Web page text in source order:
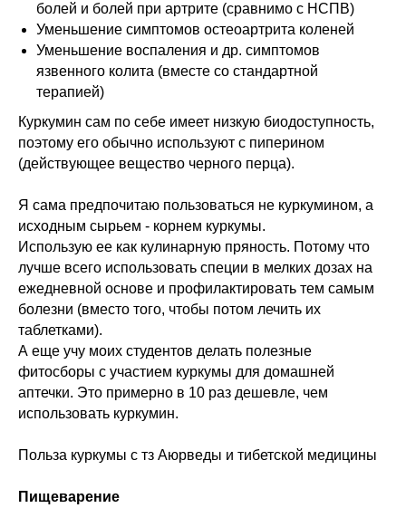
болей и болей при артрите (сравнимо с НСПВ)
Уменьшение симптомов остеоартрита коленей
Уменьшение воспаления и др. симптомов
язвенного колита (вместе со стандартной
терапией)
Куркумин сам по себе имеет низкую биодоступность,
поэтому его обычно используют с пиперином
(действующее вещество черного перца).
Я сама предпочитаю пользоваться не куркумином, а
исходным сырьем - корнем куркумы.
Использую ее как кулинарную пряность. Потому что
лучше всего использовать специи в мелких дозах на
ежедневной основе и профилактировать тем самым
болезни (вместо того, чтобы потом лечить их
таблетками).
А еще учу моих студентов делать полезные
фитосборы с участием куркумы для домашней
аптечки. Это примерно в 10 раз дешевле, чем
использовать куркумин.
Польза куркумы с тз Аюрведы и тибетской медицины
Пищеварение